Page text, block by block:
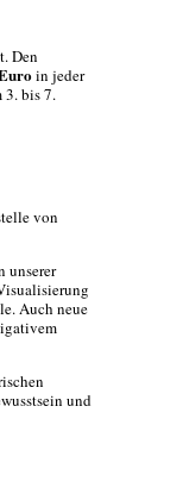
Den
in jeder
3. bis 7.
von
unserer
Auch neue
und